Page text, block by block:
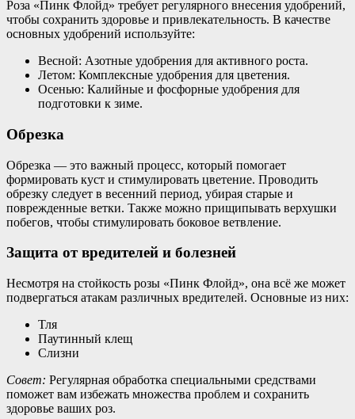
Роза «Пинк Флойд» требует регулярного внесения удобрений,
чтобы сохранить здоровье и привлекательность. В качестве
основных удобрений используйте:
Весной: Азотные удобрения для активного роста.
Летом: Комплексные удобрения для цветения.
Осенью: Калийные и фосфорные удобрения для
подготовки к зиме.
Обрезка
Обрезка — это важный процесс, который помогает
формировать куст и стимулировать цветение. Проводить
обрезку следует в весенний период, убирая старые и
поврежденные ветки. Также можно прищипывать верхушки
побегов, чтобы стимулировать боковое ветвление.
Защита от вредителей и болезней
Несмотря на стойкость розы «Пинк Флойд», она всё же может
подвергаться атакам различных вредителей. Основные из них:
Тля
Паутинный клещ
Слизни
Совет: Регулярная обработка специальными средствами
поможет вам избежать множества проблем и сохранить
здоровье ваших роз.